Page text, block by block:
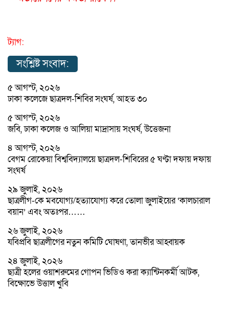
ট্যাগ:
সংশ্লিষ্ট সংবাদ:
৫ আগস্ট, ২০২৬
ঢাকা কলেজে ছাত্রদল-শিবির সংঘর্ষ, আহত ৩০
৫ আগস্ট, ২০২৬
জবি, ঢাকা কলেজ ও আলিয়া মাদ্রাসায় সংঘর্ষ, উত্তেজনা
৪ আগস্ট, ২০২৬
বেগম রোকেয়া বিশ্ববিদ্যালয়ে ছাত্রদল-শিবিরের ৫ ঘণ্টা দফায় দফায়
সংঘর্ষ
২৯ জুলাই, ২০২৬
ছাত্রলীগ-কে মবযোগ্য/হত্যাযোগ্য করে তোলা জুলাইয়ের ‘কালচারাল
বয়ান’ এবং অতঃপর……
২৬ জুলাই, ২০২৬
যবিপ্রবি ছাত্রলীগের নতুন কমিটি ঘোষণা, তানভীর আহ্বায়ক
২৪ জুলাই, ২০২৬
ছাত্রী হলের ওয়াশরুমের গোপন ভিডিও করা ক্যান্টিনকর্মী আটক,
বিক্ষোভে উত্তাল খুবি